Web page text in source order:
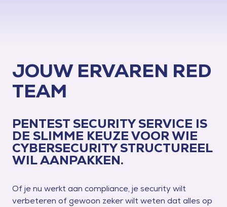
JOUW ERVAREN RED
TEAM
PENTEST SECURITY SERVICE IS
DE SLIMME KEUZE VOOR WIE
CYBERSECURITY STRUCTUREEL
WIL AANPAKKEN.
Of je nu werkt aan compliance, je security wilt
verbeteren of gewoon zeker wilt weten dat alles op